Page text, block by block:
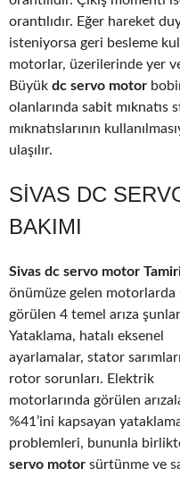
orantılıdır. Eğer hareket
isteniyorsa geri besleme
motorlar, üzerilerinde yer ve
Büyük dc servo motor
olanlarında sabit
mıknatıslarının
ulaşılır.
SIVAS DC
BAKIMI
Sivas dc servo motor
önümüze gelen motorlarda
görülen 4 temel arıza
Yataklama, hatalı eksenel
ayarlamalar, stator
rotor sorunları. Elektrik
motorlarında görülen
%41’ini kapsayan
problemleri, bununla
servo motor sürtünme ve